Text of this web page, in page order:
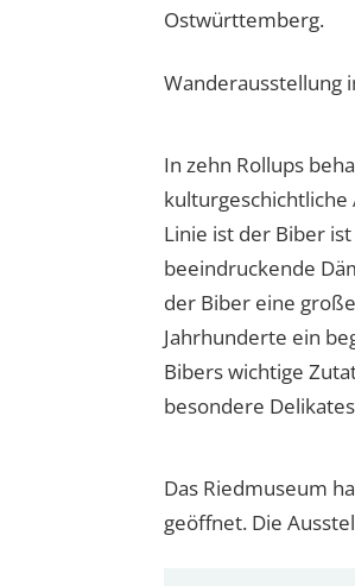
Ostwürttemberg.
Wanderausstellung
In zehn Rollups
Linie ist der Biber
beeindruckende
der Biber eine
Jahrhunderte ein
Bibers wichtige
besondere
Das Riedmuseum
geöffnet. Die